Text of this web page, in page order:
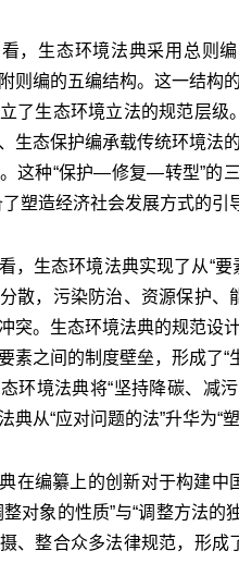
，生态环境法典采用总则
则编的五编结构。这一结构
了生态环境立法的规范层级
生态保护编承载传统环境法
这种“保护—修复—转型”的
塑造经济社会发展方式的引
，生态环境法典实现了从“
散，污染防治、资源保护、
突。生态环境法典的规范设
素之间的制度壁垒，形成了
环境法典将“坚持降碳、减
典从“应对问题的法”升华为“塑
在编纂上的创新对于构建
对象的性质”与“调整方法
、整合众多法律规范，形